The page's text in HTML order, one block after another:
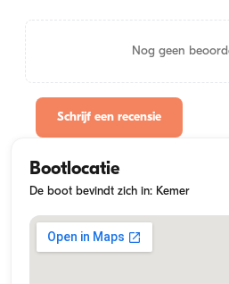
Nog geen
Schrijf een recensie
Bootlocatie
De boot bevindt zich in: Kemer